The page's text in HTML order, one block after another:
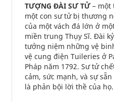
TƯỢNG ĐÀI SƯ TỬ– một
một con sư tử bị thương
của một vách đá lớn ở
miền trung Thụy Sĩ. Đài
tưởng niệm những vệ
vệ cung điện Tuileries ở
Pháp năm 1792. Sư tử
cảm, sức mạnh, và sự
là phản bội lời thề của họ.